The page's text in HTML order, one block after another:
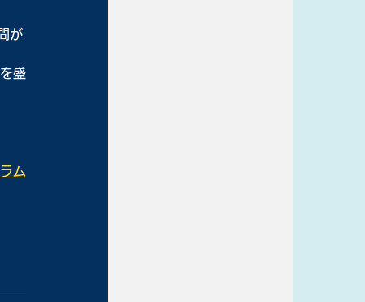
が
盛
ム